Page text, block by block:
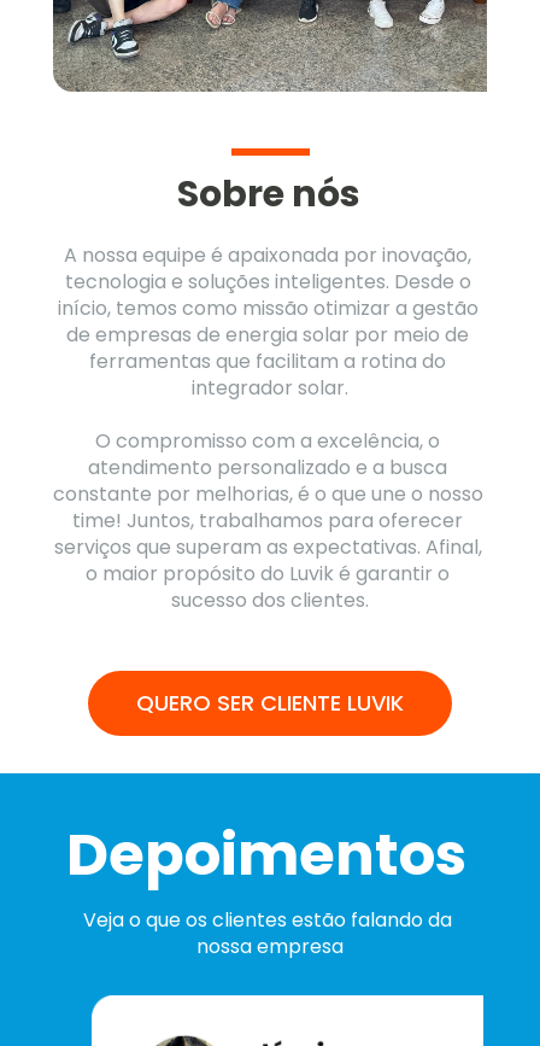
Sobre nós
A nossa equipe é apaixonada por inovação,
tecnologia e soluções inteligentes. Desde o
início, temos como missão otimizar a gestão
de empresas de energia solar por meio de
ferramentas que facilitam a rotina do
integrador solar.
O compromisso com a excelência, o
atendimento personalizado e a busca
constante por melhorias, é o que une o nosso
time! Juntos, trabalhamos para oferecer
serviços que superam as expectativas. Afinal,
o maior propósito do Luvik é garantir o
sucesso dos clientes.
QUERO SER CLIENTE LUVIK
Depoimentos
Veja o que os clientes estão falando da
nossa empresa